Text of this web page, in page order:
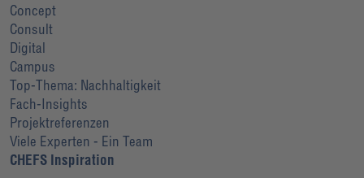
Concept
Consult
Digital
Campus
Top-Thema: Nachhaltigkeit
Fach-Insights
Projektreferenzen
Viele Experten - Ein Team
CHEFS Inspiration